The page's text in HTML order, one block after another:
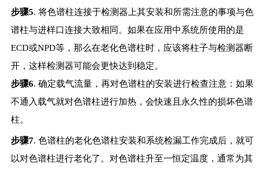
步骤5. 将色谱柱连接于检测器上其安装和所需注意的事项与色
谱柱与进样口连接大致相同。如果在应用中系统所使用的是
ECD或NPD等，那么在老化色谱柱时，应该将柱子与检测器断
开，这样检测器可能会更快达到稳定。
步骤6. 确定载气流量，再对色谱柱的安装进行检查注意：如果
不通入载气就对色谱柱进行加热，会快速且永久性的损坏色谱
柱。
步骤7. 色谱柱的老化色谱柱安装和系统检漏工作完成后，就可
以对色谱柱进行老化了。对色谱柱升至一恒定温度，通常为其